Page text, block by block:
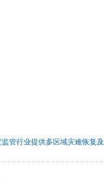
管行业提供多区域灾难恢复及